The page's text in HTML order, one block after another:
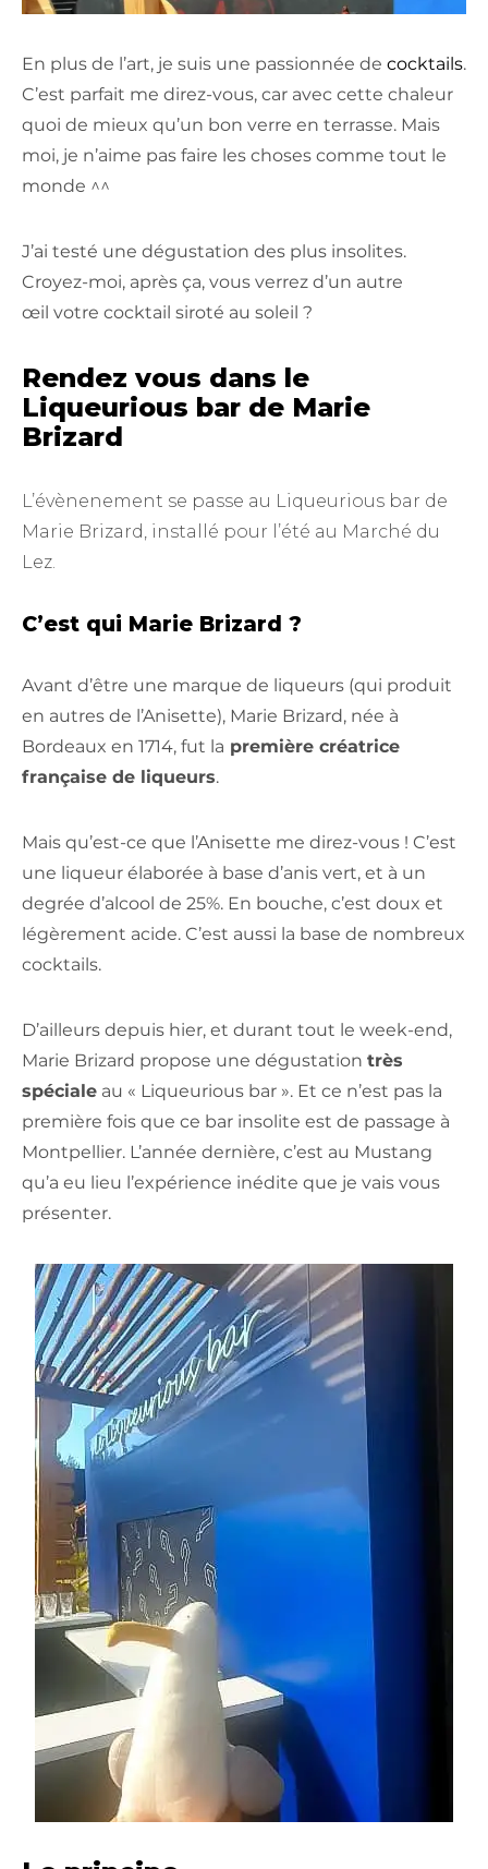
En plus de l’art, je suis une passionnée de cocktails.
C’est parfait me direz-vous, car avec cette chaleur
quoi de mieux qu’un bon verre en terrasse. Mais
moi, je n’aime pas faire les choses comme tout le
monde ^^
J’ai testé une dégustation des plus insolites.
Croyez-moi, après ça, vous verrez d’un autre
œil votre cocktail siroté au soleil ?
Rendez vous dans le
Liqueurious bar de Marie
Brizard
L’évènenement se passe au Liqueurious bar de
Marie Brizard, installé pour l’été au Marché du
Lez.
C’est qui Marie Brizard ?
Avant d’être une marque de liqueurs (qui produit
en autres de l’Anisette), Marie Brizard, née à
Bordeaux en 1714, fut la première créatrice
française de liqueurs.
Mais qu’est-ce que l’Anisette me direz-vous ! C’est
une liqueur élaborée à base d’anis vert, et à un
degrée d’alcool de 25%. En bouche, c’est doux et
légèrement acide. C’est aussi la base de nombreux
cocktails.
D’ailleurs depuis hier, et durant tout le week-end,
Marie Brizard propose une dégustation très
spéciale au « Liqueurious bar ». Et ce n’est pas la
première fois que ce bar insolite est de passage à
Montpellier. L’année dernière, c’est au Mustang
qu’a eu lieu l’expérience inédite que je vais vous
présenter.